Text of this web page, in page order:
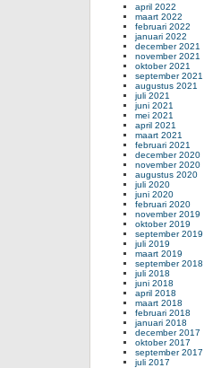
april 2022
maart 2022
februari 2022
januari 2022
december 2021
november 2021
oktober 2021
september 2021
augustus 2021
juli 2021
juni 2021
mei 2021
april 2021
maart 2021
februari 2021
december 2020
november 2020
augustus 2020
juli 2020
juni 2020
februari 2020
november 2019
oktober 2019
september 2019
juli 2019
maart 2019
september 2018
juli 2018
juni 2018
april 2018
maart 2018
februari 2018
januari 2018
december 2017
oktober 2017
september 2017
juli 2017